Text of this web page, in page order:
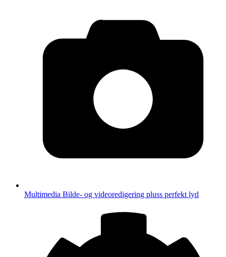
Multimedia Bilde- og videoredigering pluss perfekt lyd